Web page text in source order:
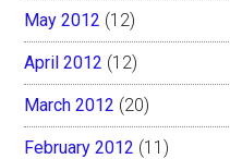
May 2012 (12)
April 2012 (12)
March 2012 (20)
February 2012 (11)